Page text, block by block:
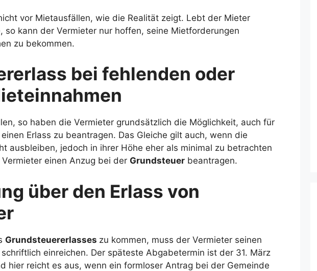
vor Mietausfällen, wie die Realität zeigt. Lebt der Mieter
so kann der Vermieter nur hoffen, seine Mietforderungen
zu bekommen.
bei fehlenden oder
so haben die Vermieter grundsätzlich die Möglichkeit, auch für
einen Erlass zu beantragen. Das Gleiche gilt auch, wenn die
ausbleiben, jedoch in ihrer Höhe eher als minimal zu betrachten
einen Anzug bei der Grundsteuer beantragen.
über den Erlass von
Grundsteuererlasses zu kommen, muss der Vermieter seinen
einreichen. Der späteste Abgabetermin ist der 31. März
hier reicht es aus, wenn ein formloser Antrag bei der Gemeinde